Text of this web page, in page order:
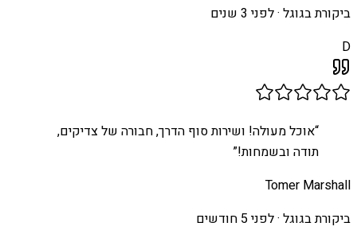
ביקורת בגוגל ·לפני 3 שנים
D
“אוכל מעולה! ושירות סוף הדרך, חבורה של צדיקים,
תודה ובשמחות!”
Tomer Marshall
ביקורת בגוגל ·לפני 5 חודשים